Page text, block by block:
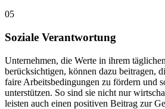
05
Soziale Verantwortung
Unternehmen, die Werte in ihrem
berücksichtigen, können dazu beitragen,
faire Arbeitsbedingungen zu fördern und
unterstützen. So sind sie nicht nur
leisten auch einen positiven Beitrag zur